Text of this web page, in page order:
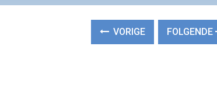
VORIGE FOLGENDE